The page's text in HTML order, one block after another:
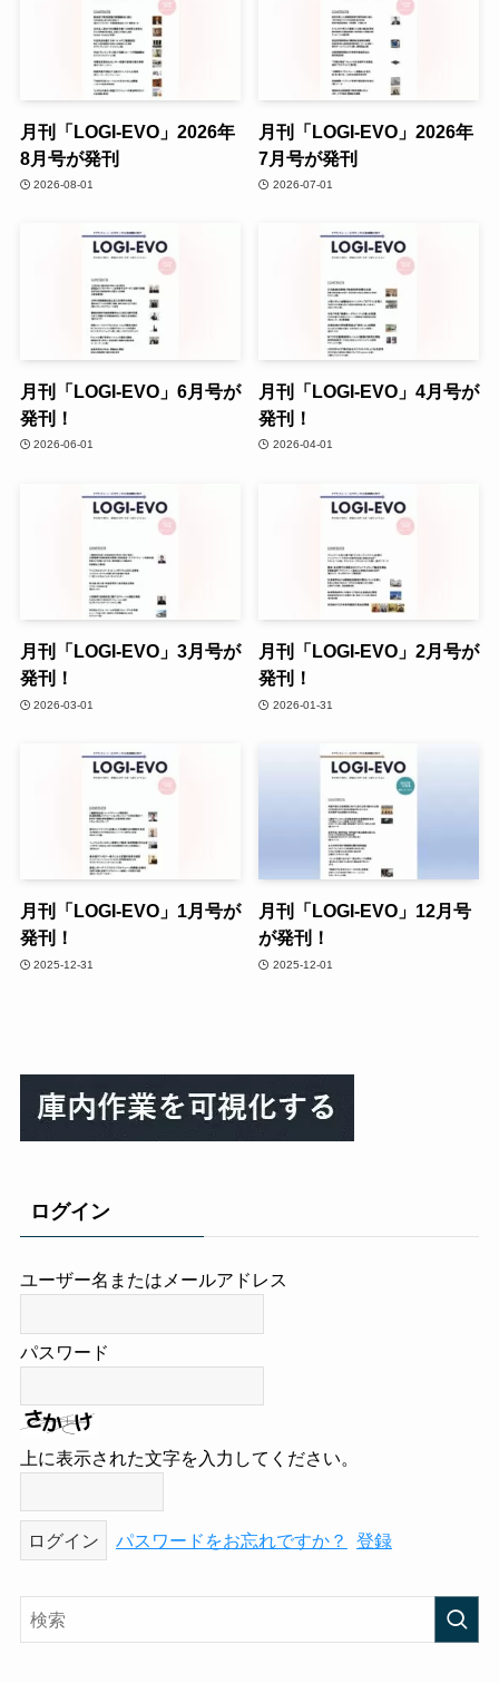
月刊「LOGI-EVO」2026年
8月号が発刊
2026-08-01
月刊「LOGI-EVO」2026年
7月号が発刊
2026-07-01
月刊「LOGI-EVO」6月号が
発刊！
2026-06-01
月刊「LOGI-EVO」4月号が
発刊！
2026-04-01
月刊「LOGI-EVO」3月号が
発刊！
2026-03-01
月刊「LOGI-EVO」2月号が
発刊！
2026-01-31
月刊「LOGI-EVO」1月号が
発刊！
2025-12-31
月刊「LOGI-EVO」12月号
が発刊！
2025-12-01
ログイン
ユーザー名またはメールアドレス
パスワード
上に表示された文字を入力してください。
パスワードをお忘れですか？ 登録